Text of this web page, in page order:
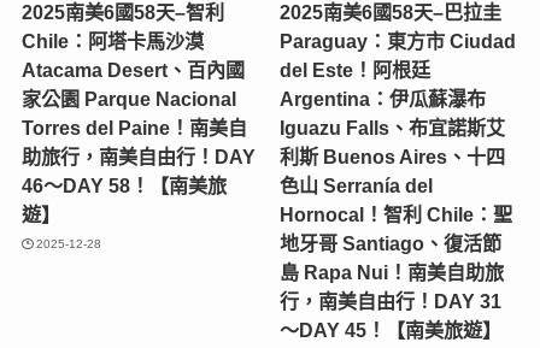
2025南美6國58天–智利
Chile：阿塔卡馬沙漠
Atacama Desert、百內國
家公園 Parque Nacional
Torres del Paine！南美自
助旅行，南美自由行！DAY
46～DAY 58！【南美旅
遊】
2025-12-28
2025南美6國58天–巴拉圭
Paraguay：東方市 Ciudad
del Este！阿根廷
Argentina：伊瓜蘇瀑布
Iguazu Falls、布宜諾斯艾
利斯 Buenos Aires、十四
色山 Serranía del
Hornocal！智利 Chile：聖
地牙哥 Santiago、復活節
島 Rapa Nui！南美自助旅
行，南美自由行！DAY 31
～DAY 45！【南美旅遊】